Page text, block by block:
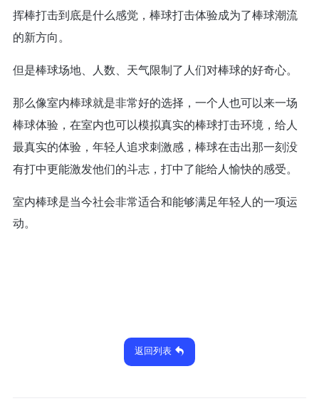
挥棒打击到底是什么感觉，棒球打击体验成为了棒球潮流
的新方向。
但是棒球场地、人数、天气限制了人们对棒球的好奇心。
那么像室内棒球就是非常好的选择，一个人也可以来一场
棒球体验，在室内也可以模拟真实的棒球打击环境，给人
最真实的体验，年轻人追求刺激感，棒球在击出那一刻没
有打中更能激发他们的斗志，打中了能给人愉快的感受。
室内棒球是当今社会非常适合和能够满足年轻人的一项运
动。
返回列表